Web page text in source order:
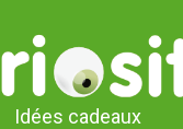
Idées cadeaux